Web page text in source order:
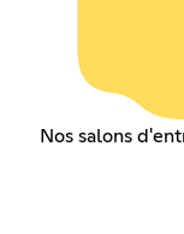
Nos salons